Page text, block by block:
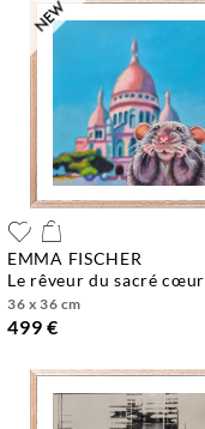
EMMA FISCHER
le rêveur du sacré cœur
36 x 36 cm
499 €